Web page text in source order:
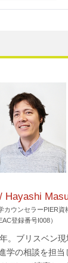
Hayashi
カウンセラーPIER資
登録番号I008）
。ブリスベン現
学の相談を担当